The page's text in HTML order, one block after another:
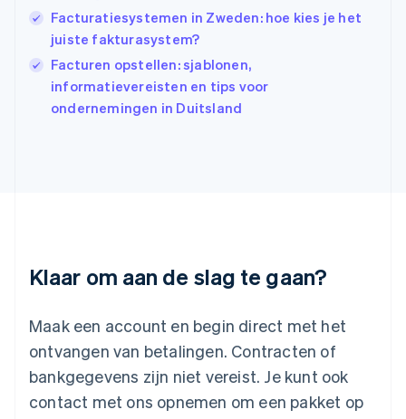
Facturatiesystemen in Zweden: hoe kies je het
juiste fakturasystem?
Facturen opstellen: sjablonen,
informatievereisten en tips voor
ondernemingen in Duitsland
Klaar om aan de slag te gaan?
Maak een account en begin direct met het
ontvangen van betalingen. Contracten of
bankgegevens zijn niet vereist. Je kunt ook
contact met ons opnemen om een pakket op
English
Italië
Italiano
日本語 English
Kroatië
FrançaisDeutschEnglish
English
Malta
English
Mexico
Nederland